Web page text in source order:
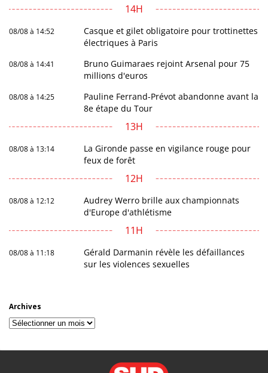
14H
08/08 à 14:52
Casque et gilet obligatoire pour trottinettes
électriques à Paris
08/08 à 14:41
Bruno Guimaraes rejoint Arsenal pour 75
millions d'euros
08/08 à 14:25
Pauline Ferrand-Prévot abandonne avant la
8e étape du Tour
13H
08/08 à 13:14
La Gironde passe en vigilance rouge pour
feux de forêt
12H
08/08 à 12:12
Audrey Werro brille aux championnats
d'Europe d'athlétisme
11H
08/08 à 11:18
Gérald Darmanin révèle les défaillances
sur les violences sexuelles
Archives
Archives